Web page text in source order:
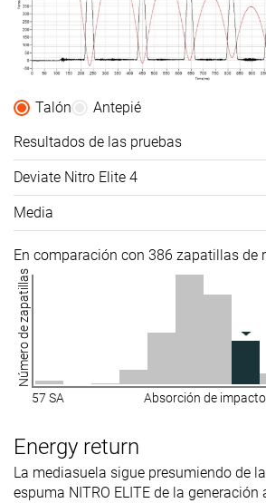
Talón
Antepié
Resultados de las pruebas
Deviate Nitro Elite 4
Media
En comparación con 386 zapatillas de
Número de zapatillas
57 SA Absorción de
Energy return
La mediasuela sigue presumiendo de
espuma NITRO ELITE de la generación